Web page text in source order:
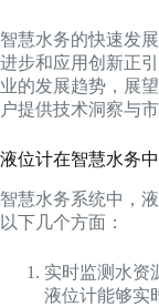
智慧水务的快速发
进步和应用创新正
业的发展趋势，展
户提供技术洞察与市
液位计在智慧水务
智慧水务系统中，
以下几个方面：
实时监测水资
液位计能够实